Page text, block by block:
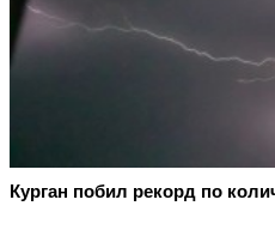
Курган побил рекорд по